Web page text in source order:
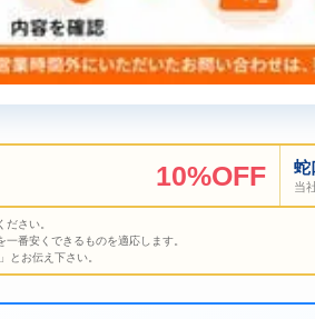
10%OFF 蛇
当
さい。
番安くできるものを適応します。
とお伝え下さい。